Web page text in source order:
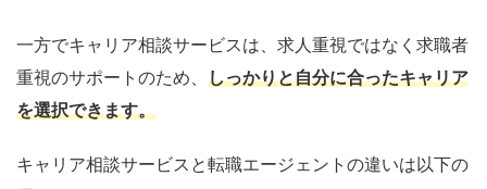
一方でキャリア相談サービスは、求人重視ではなく求職者
重視のサポートのため、 しっかりと自分に合ったキャリア
を選択できます。
キャリア相談サービスと転職エージェントの違いは以下の